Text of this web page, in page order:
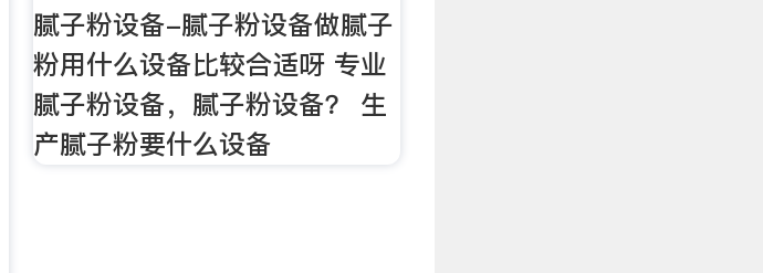
腻子粉设备-腻子粉设备做腻子
粉用什么设备比较合适呀 专业
腻子粉设备，腻子粉设备？ 生
产腻子粉要什么设备